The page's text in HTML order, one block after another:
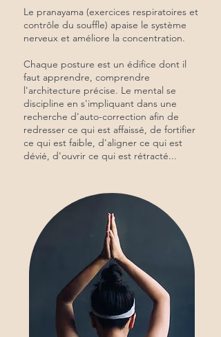
Le pranayama (exercices respiratoires et
contrôle du souffle) apaise le système
nerveux et améliore la concentration.​
Chaque posture est un édifice dont il
faut apprendre, comprendre
l'architecture précise. Le mental se
discipline en s'impliquant dans une
recherche d'auto-correction afin de
redresser ce qui est affaissé, de fortifier
ce qui est faible, d'aligner ce qui est
dévié, d'ouvrir ce qui est rétracté...